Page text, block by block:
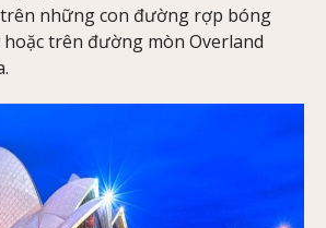
trên những con đường rợp bóng
trên đường mòn Overland